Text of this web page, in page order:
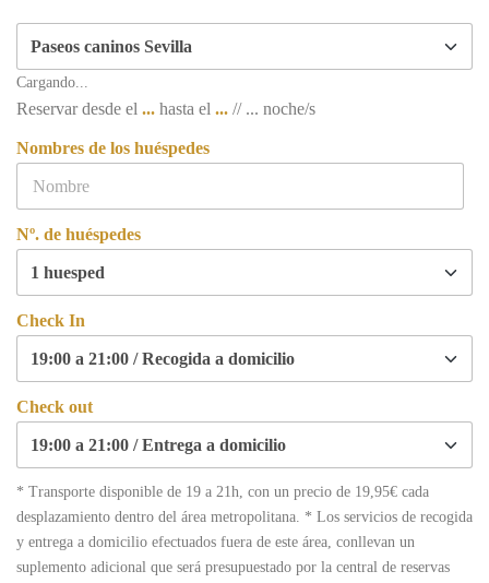
Cargando...
Reservar desde el ... hasta el ... // ... noche/s
Nombres de los huéspedes
Nº. de huéspedes
Check In
Check out
* Transporte disponible de 19 a 21h, con un precio de 19,95€ cada
desplazamiento dentro del área metropolitana. * Los servicios de recogida
y entrega a domicilio efectuados fuera de este área, conllevan un
suplemento adicional que será presupuestado por la central de reservas